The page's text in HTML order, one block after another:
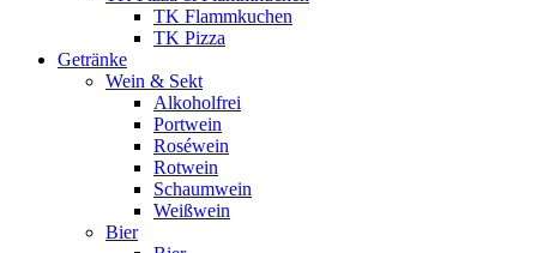
TK Flammkuchen
TK Pizza
Getränke
Wein & Sekt
Alkoholfrei
Portwein
Roséwein
Rotwein
Schaumwein
Weißwein
Bier